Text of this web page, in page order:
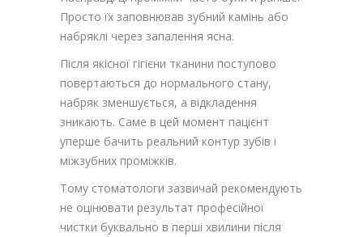
Просто їх заповнював зубний камінь або
набряклі через запалення ясна.
Після якісної гігієни тканини поступово
повертаються до нормального стану,
набряк зменшується, а відкладення
зникають. Саме в цей момент пацієнт
уперше бачить реальний контур зубів і
міжзубних проміжків.
Тому стоматологи зазвичай рекомендують
не оцінювати результат професійної
чистки буквально в перші хвилини після